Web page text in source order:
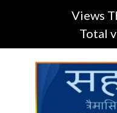
Views
Total